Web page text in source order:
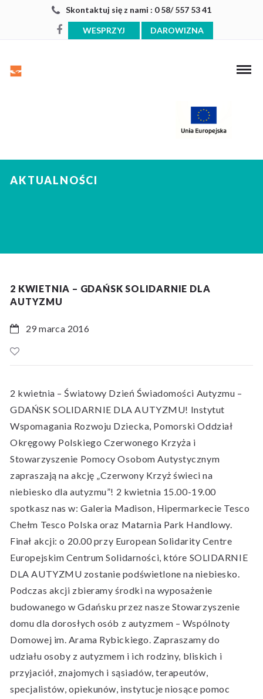
Skontaktuj się z nami : 0 58/ 557 53 41
WESPRZYJ DAROWIZNA
AKTUALNOŚCI
2 KWIETNIA – GDAŃSK SOLIDARNIE DLA
AUTYZMU
29 marca 2016
2 kwietnia – Światowy Dzień Świadomości Autyzmu –
GDAŃSK SOLIDARNIE DLA AUTYZMU! Instytut
Wspomagania Rozwoju Dziecka, Pomorski Oddział
Okręgowy Polskiego Czerwonego Krzyża i
Stowarzyszenie Pomocy Osobom Autystycznym
zapraszają na akcję „Czerwony Krzyż świeci na
niebiesko dla autyzmu”! 2 kwietnia 15.00-19.00
spotkasz nas w: Galeria Madison, Hipermarkecie Tesco
Chełm Tesco Polska oraz Matarnia Park Handlowy.
Finał akcji: o 20.00 przy European Solidarity Centre
Europejskim Centrum Solidarności, które SOLIDARNIE
DLA AUTYZMU zostanie podświetlone na niebiesko.
Podczas akcji zbieramy środki na wyposażenie
budowanego w Gdańsku przez nasze Stowarzyszenie
domu dla dorosłych osób z autyzmem – Wspólnoty
Domowej im. Arama Rybickiego. Zapraszamy do
udziału osoby z autyzmem i ich rodziny, bliskich i
przyjaciół, znajomych i sąsiadów, terapeutów,
specjalistów, opiekunów, instytucje niosące pomoc